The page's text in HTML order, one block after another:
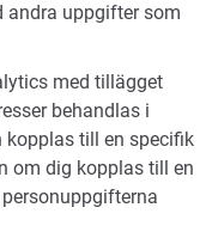
andra uppgifter som
med tillägget
behandlas i
kopplas till en specifik
om dig kopplas till en